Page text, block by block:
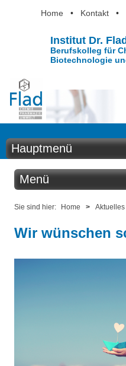
Home • Kontakt •
Institut Dr. Flad
Berufskolleg für
Biotechnologie
Hauptmenü
Home
Menü
Aktuelles
Benzolring online
Sie sind hier: Home > Aktuelles
Wir wünschen